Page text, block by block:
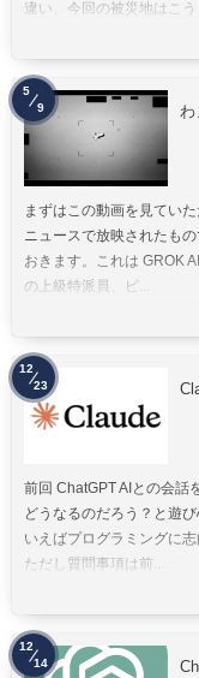
違い、今回の被災地はこう
わ
まずはこの動画を見てい
ニュースで放映されたも
おきます。これは GROK
の上級特派員、ピ...
5
9
前回 ChatGPT AIとの会話
どうなるのだろう？と遊
いえばプログラミングに
ただし質問事項は前...
12
23
12
14